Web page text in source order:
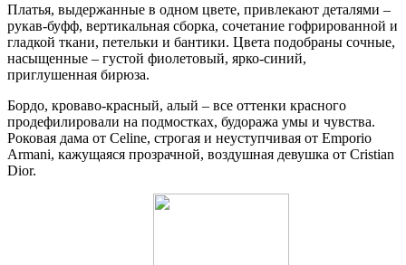
Платья, выдержанные в одном цвете, привлекают деталями –
рукав-буфф, вертикальная сборка, сочетание гофрированной и
гладкой ткани, петельки и бантики. Цвета подобраны сочные,
насыщенные – густой фиолетовый, ярко-синий,
приглушенная бирюза.
Бордо, кроваво-красный, алый – все оттенки красного
продефилировали на подмостках, будоража умы и чувства.
Роковая дама от Celine, строгая и неуступчивая от Emporio
Armani, кажущаяся прозрачной, воздушная девушка от Cristian
Dior.